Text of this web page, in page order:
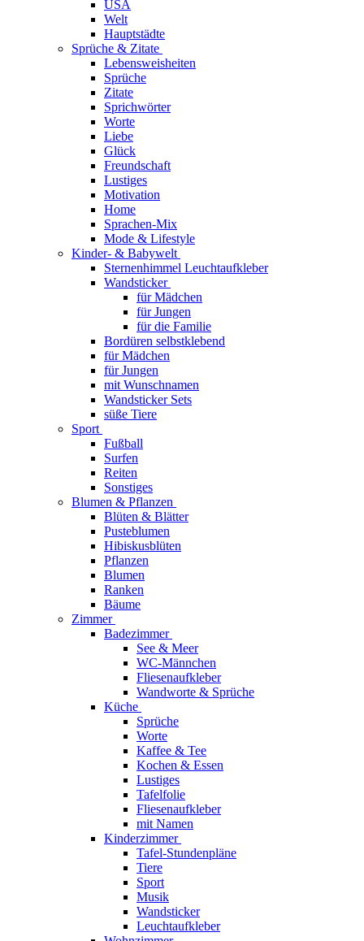
USA
Welt
Hauptstädte
Sprüche & Zitate
Lebensweisheiten
Sprüche
Zitate
Sprichwörter
Worte
Liebe
Glück
Freundschaft
Lustiges
Motivation
Home
Sprachen-Mix
Mode & Lifestyle
Kinder- & Babywelt
Sternenhimmel Leuchtaufkleber
Wandsticker
für Mädchen
für Jungen
für die Familie
Bordüren selbstklebend
für Mädchen
für Jungen
mit Wunschnamen
Wandsticker Sets
süße Tiere
Sport
Fußball
Surfen
Reiten
Sonstiges
Blumen & Pflanzen
Blüten & Blätter
Pusteblumen
Hibiskusblüten
Pflanzen
Blumen
Ranken
Bäume
Zimmer
Badezimmer
See & Meer
WC-Männchen
Fliesenaufkleber
Wandworte & Sprüche
Küche
Sprüche
Worte
Kaffee & Tee
Kochen & Essen
Lustiges
Tafelfolie
Fliesenaufkleber
mit Namen
Kinderzimmer
Tafel-Stundenpläne
Tiere
Sport
Musik
Wandsticker
Leuchtaufkleber